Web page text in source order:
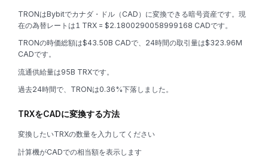
TRONはBybitでカナダ・ドル（CAD）に変換できる暗号資産です。現
在の為替レートは1 TRX = $2.1800290058999168 CADです。
TRONの時価総額は$43.50B CADで、24時間の取引量は$323.96M
CADです。
流通供給量は95B TRXです。
過去24時間で、TRONは0.36%下落しました。
TRXをCADに変換する方法
変換したいTRXの数量を入力してください
計算機がCADでの相当額を表示します